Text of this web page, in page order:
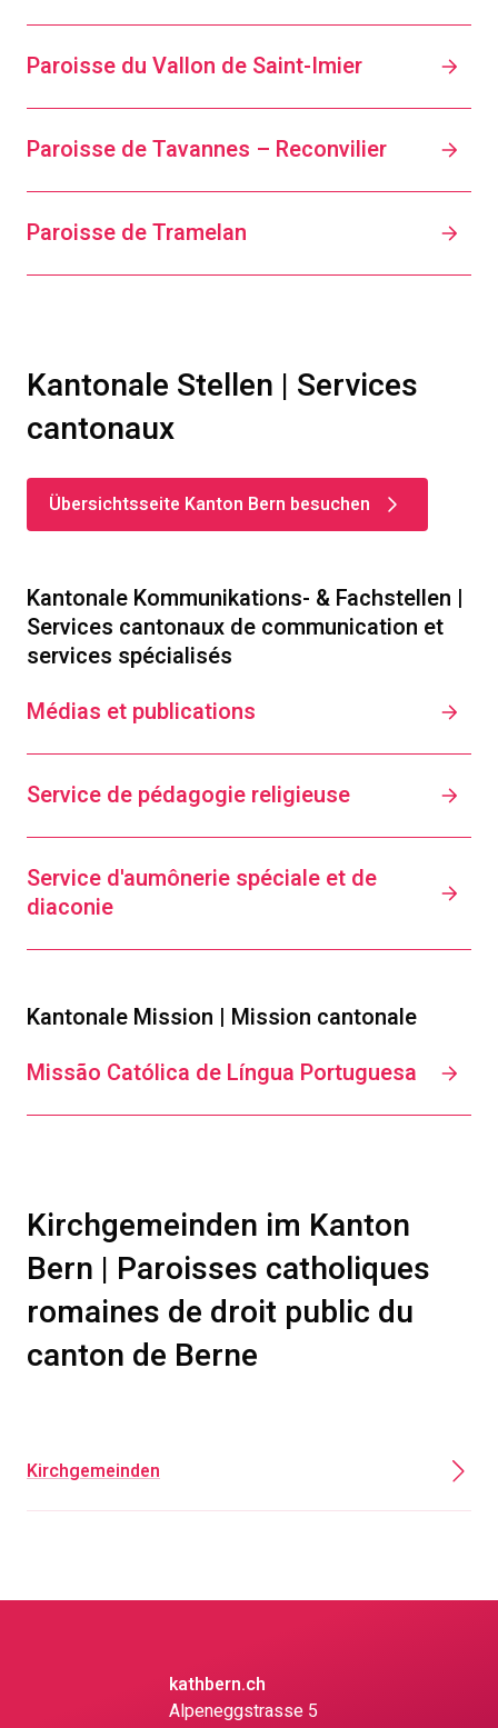
Paroisse du Vallon de Saint-Imier
Paroisse de Tavannes – Reconvilier
Paroisse de Tramelan
Kantonale Stellen | Services
cantonaux
Übersichtsseite Kanton Bern besuchen
Kantonale Kommunikations- & Fachstellen |
Services cantonaux de communication et
services spécialisés
Médias et publications
Service de pédagogie religieuse
Service d'aumônerie spéciale et de
diaconie
Kantonale Mission | Mission cantonale
Missão Católica de Língua Portuguesa
Kirchgemeinden im Kanton
Bern | Paroisses catholiques
romaines de droit public du
canton de Berne
Kirchgemeinden
kathbern.ch
Alpeneggstrasse 5